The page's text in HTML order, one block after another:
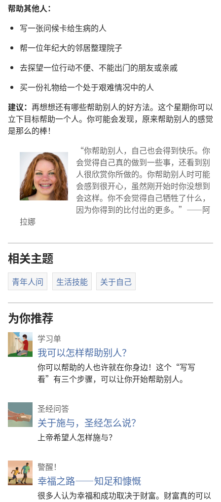
帮助其他人：
写一张问候卡给生病的人
帮一位年纪大的邻居整理院子
去探望一位行动不便、不能出门的朋友或亲戚
买一份礼物给一个处于艰难情况中的人
建议： 再想想还有哪些帮助别人的好方法。这个星期你可以
立下目标帮助一个人。你可能会发现，原来帮助别人的感觉
是那么的棒！
“你帮助别人，自己也会得到快乐。你
会觉得自己真的做到一些事，还看到别
人很欣赏你所做的。你帮助别人时可能
会感到很开心，虽然刚开始时你没想到
会这样。你不会觉得自己牺牲了什么，
因为你得到的比付出的更多。”——阿
拉娜
相关主题
青年人问 生活技能 关于自己
为你推荐
学习单
我可以怎样帮助别人？
你可以帮助的人也许就在你身边！这个“写写
看”有三个步骤，可以让你开始帮助别人。
圣经问答
关于施与，圣经怎么说？
上帝希望人怎样施与？
警醒！
幸福之路——知足和慷慨
很多人认为幸福和成功取决于财富。财富真的可以